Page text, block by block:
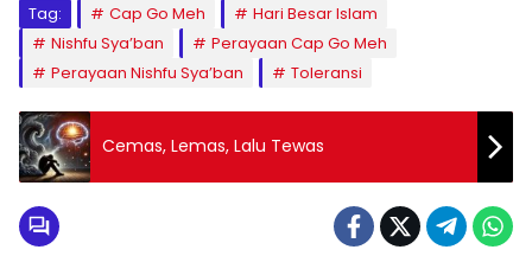
Tag: Cap Go Meh
Hari Besar Islam
Nishfu Sya’ban
Perayaan Cap Go Meh
Perayaan Nishfu Sya’ban
Toleransi
Cemas, Lemas, Lalu Tewas